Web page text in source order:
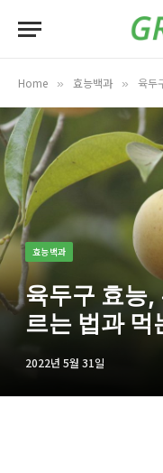
Home » 효능백과 » 육두
효능백과
육두구 효능,
르는 법과 먹
2022년 5월 31일